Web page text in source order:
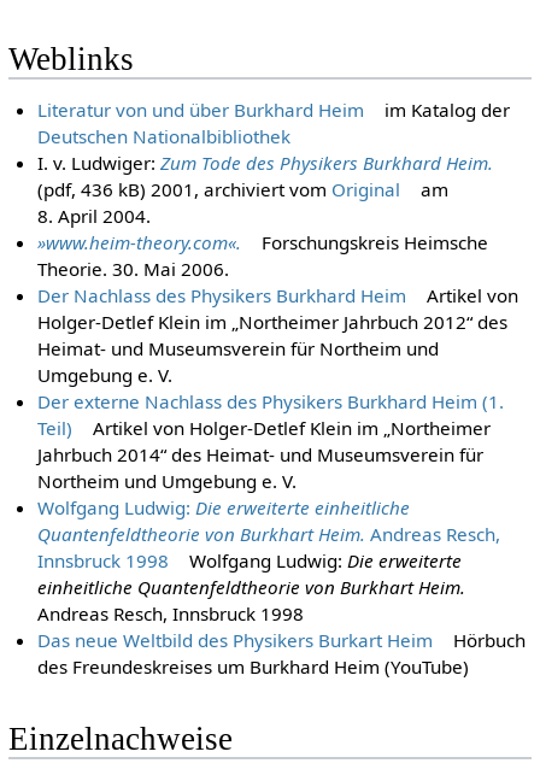
Weblinks
Literatur von und über Burkhard Heim
im Katalog der
Deutschen Nationalbibliothek
I. v. Ludwiger:Zum Tode des Physikers Burkhard Heim.
(pdf, 436 kB) 2001, archiviert vom Original
am
8. April 2004.
»www.heim-theory.com«.
Forschungskreis Heimsche
Theorie. 30. Mai 2006.
Der Nachlass des Physikers Burkhard Heim
Artikel von
Holger-Detlef Klein im „Northeimer Jahrbuch 2012“ des
Heimat- und Museumsverein für Northeim und
Umgebung e. V.
Der externe Nachlass des Physikers Burkhard Heim (1.
Teil)
Artikel von Holger-Detlef Klein im „Northeimer
Jahrbuch 2014“ des Heimat- und Museumsverein für
Northeim und Umgebung e. V.
Wolfgang Ludwig: Die erweiterte einheitliche
Quantenfeldtheorie von Burkhart Heim. Andreas Resch,
Innsbruck 1998
Wolfgang Ludwig: Die erweiterte
einheitliche Quantenfeldtheorie von Burkhart Heim.
Andreas Resch, Innsbruck 1998
Das neue Weltbild des Physikers Burkart Heim
Hörbuch
des Freundeskreises um Burkhard Heim (YouTube)
Einzelnachweise